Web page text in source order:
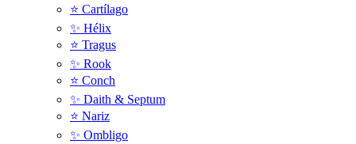
⭐️ Cartílago
✨ Hélix
⭐ Tragus
✨ Rook
⭐️ Conch
✨ Daith & Septum
⭐️ Nariz
✨ Ombligo